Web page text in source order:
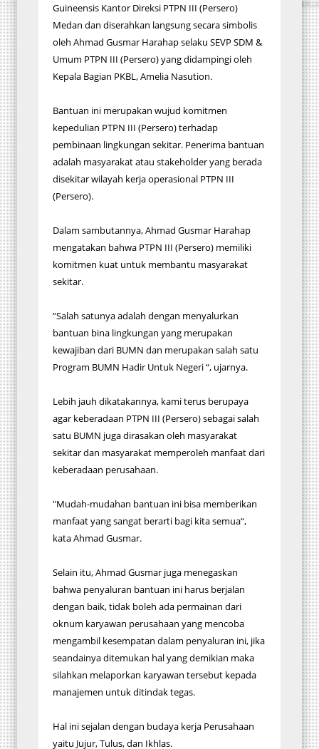
Guineensis Kantor Direksi PTPN III (Persero)
Medan dan diserahkan langsung secara simbolis
oleh Ahmad Gusmar Harahap selaku SEVP SDM &
Umum PTPN III (Persero) yang didampingi oleh
Kepala Bagian PKBL, Amelia Nasution.
Bantuan ini merupakan wujud komitmen
kepedulian PTPN III (Persero) terhadap
pembinaan lingkungan sekitar. Penerima bantuan
adalah masyarakat atau stakeholder yang berada
disekitar wilayah kerja operasional PTPN III
(Persero).
Dalam sambutannya, Ahmad Gusmar Harahap
mengatakan bahwa PTPN III (Persero) memiliki
komitmen kuat untuk membantu masyarakat
sekitar.
”Salah satunya adalah dengan menyalurkan
bantuan bina lingkungan yang merupakan
kewajiban dari BUMN dan merupakan salah satu
Program BUMN Hadir Untuk Negeri “, ujarnya.
Lebih jauh dikatakannya, kami terus berupaya
agar keberadaan PTPN III (Persero) sebagai salah
satu BUMN juga dirasakan oleh masyarakat
sekitar dan masyarakat memperoleh manfaat dari
keberadaan perusahaan.
"Mudah-mudahan bantuan ini bisa memberikan
manfaat yang sangat berarti bagi kita semua“,
kata Ahmad Gusmar.
Selain itu, Ahmad Gusmar juga menegaskan
bahwa penyaluran bantuan ini harus berjalan
dengan baik, tidak boleh ada permainan dari
oknum karyawan perusahaan yang mencoba
mengambil kesempatan dalam penyaluran ini, jika
seandainya ditemukan hal yang demikian maka
silahkan melaporkan karyawan tersebut kepada
manajemen untuk ditindak tegas.
Hal ini sejalan dengan budaya kerja Perusahaan
yaitu Jujur, Tulus, dan Ikhlas.